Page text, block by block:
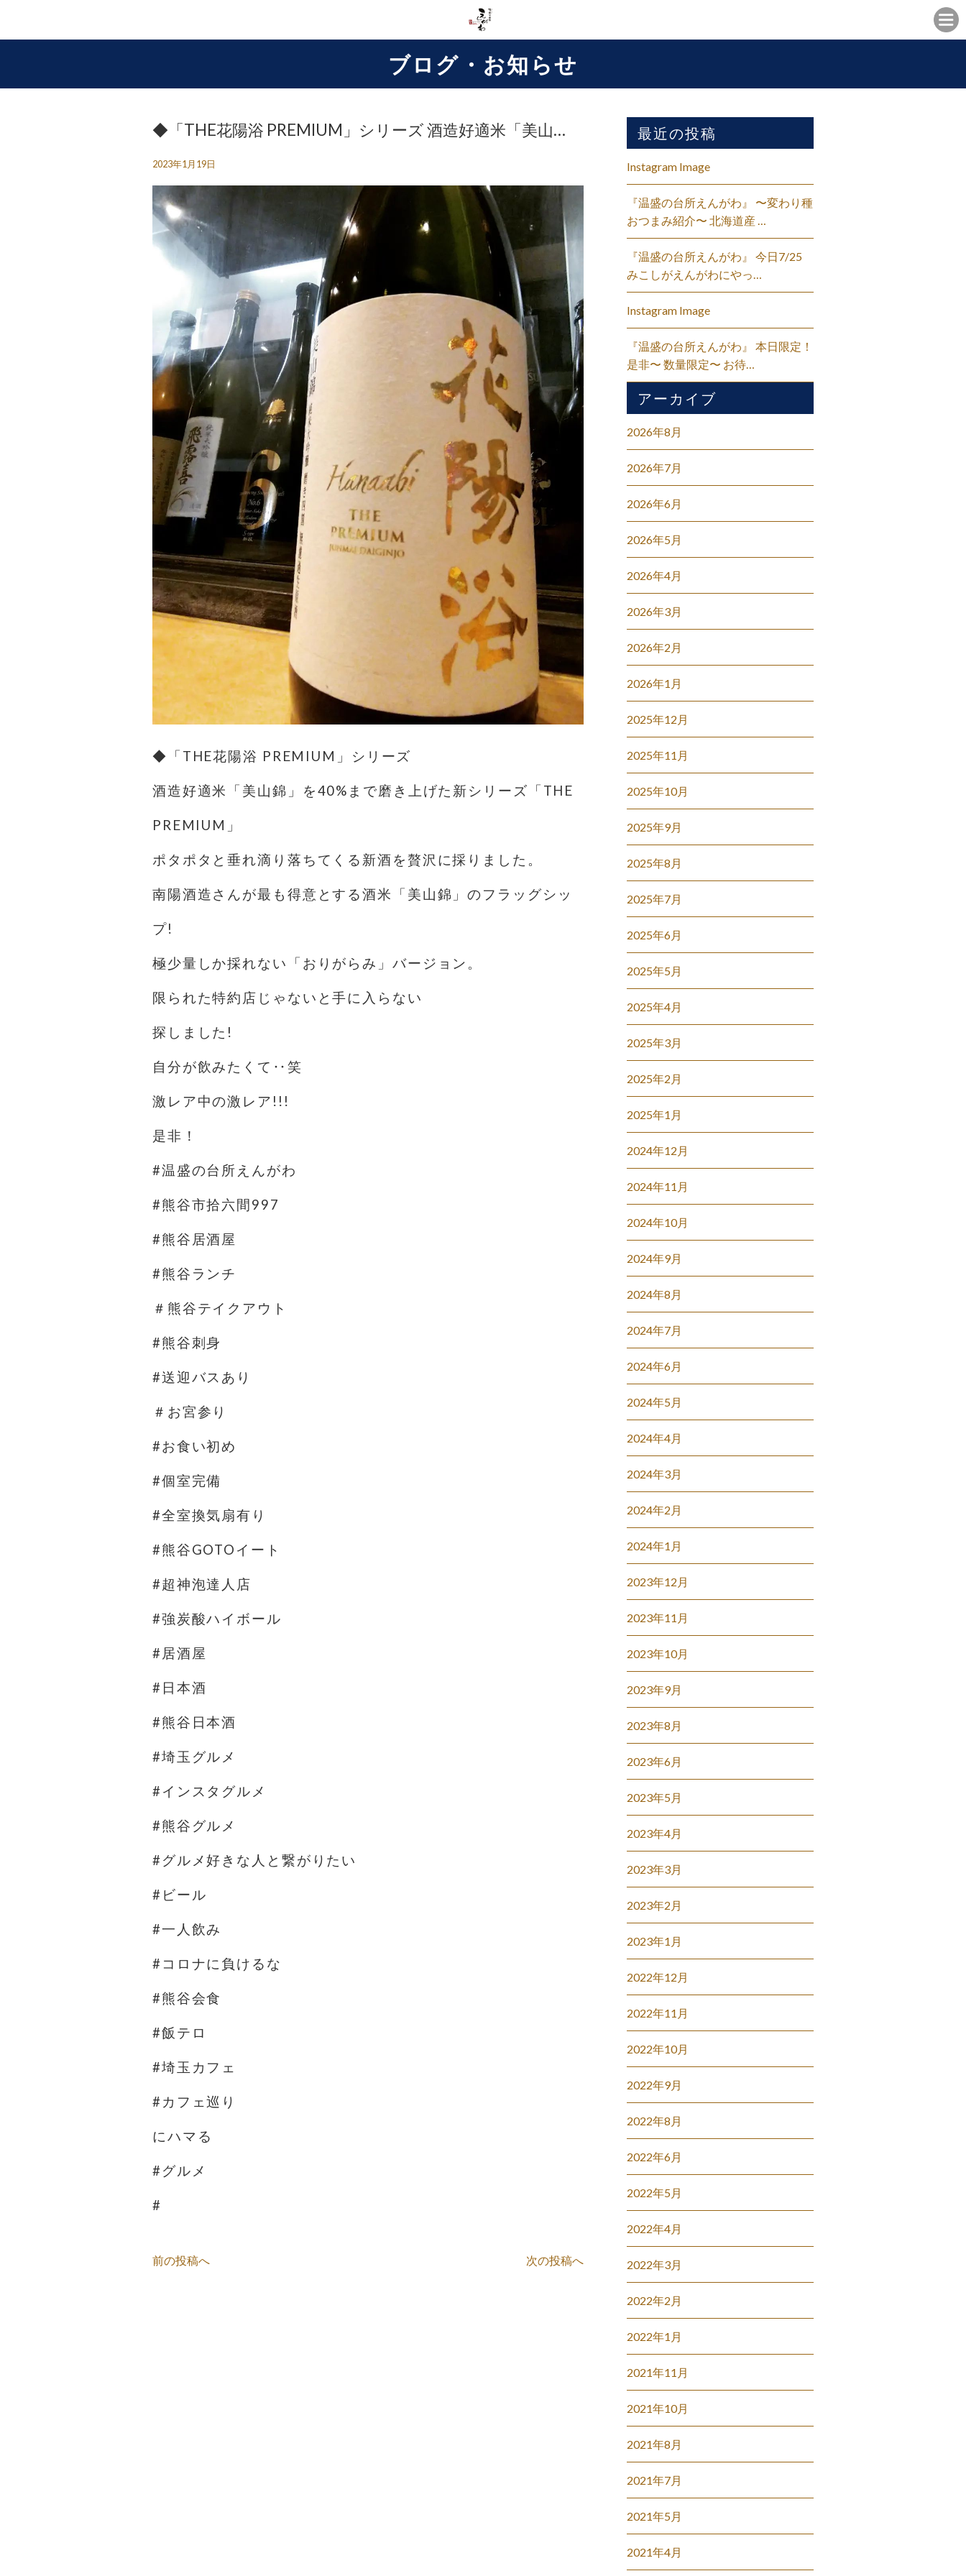
ブログ・お知らせ
◆「THE花陽浴 PREMIUM」シリーズ 酒造好適米「美山…
2023年1月19日
◆「THE花陽浴 PREMIUM」シリーズ
酒造好適米「美山錦」を40%まで磨き上げた新シリーズ「THE
PREMIUM」
ポタポタと垂れ滴り落ちてくる新酒を贅沢に採りました。
南陽酒造さんが最も得意とする酒米「美山錦」のフラッグシッ
プ!
極少量しか採れない「おりがらみ」バージョン。
限られた特約店じゃないと手に入らない
探しました!
自分が飲みたくて‥笑
激レア中の激レア!!!
是非！
#温盛の台所えんがわ
#熊谷市拾六間997
#熊谷居酒屋
#熊谷ランチ
＃熊谷テイクアウト
#熊谷刺身
#送迎バスあり
＃お宮参り
#お食い初め
#個室完備
#全室換気扇有り
#熊谷GOTOイート
#超神泡達人店
#強炭酸ハイボール
#居酒屋
#日本酒
#熊谷日本酒
#埼玉グルメ
#インスタグルメ
#熊谷グルメ
#グルメ好きな人と繋がりたい
#ビール
#一人飲み
#コロナに負けるな
#熊谷会食
#飯テロ
#埼玉カフェ
#カフェ巡り
にハマる
#グルメ
#
前の投稿へ 次の投稿へ
最近の投稿
Instagram Image
『温盛の台所えんがわ』 〜変わり種
おつまみ紹介〜 北海道産 …
『温盛の台所えんがわ』 今日7/25
みこしがえんがわにやっ…
Instagram Image
『温盛の台所えんがわ』 本日限定！
是非〜 数量限定〜 お待…
アーカイブ
2026年8月
2026年7月
2026年6月
2026年5月
2026年4月
2026年3月
2026年2月
2026年1月
2025年12月
2025年11月
2025年10月
2025年9月
2025年8月
2025年7月
2025年6月
2025年5月
2025年4月
2025年3月
2025年2月
2025年1月
2024年12月
2024年11月
2024年10月
2024年9月
2024年8月
2024年7月
2024年6月
2024年5月
2024年4月
2024年3月
2024年2月
2024年1月
2023年12月
2023年11月
2023年10月
2023年9月
2023年8月
2023年6月
2023年5月
2023年4月
2023年3月
2023年2月
2023年1月
2022年12月
2022年11月
2022年10月
2022年9月
2022年8月
2022年6月
2022年5月
2022年4月
2022年3月
2022年2月
2022年1月
2021年11月
2021年10月
2021年8月
2021年7月
2021年5月
2021年4月